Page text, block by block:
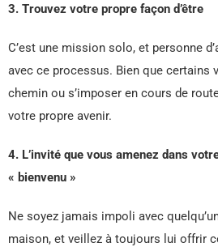
3. Trouvez votre propre façon d’être
C’est une mission solo, et personne
avec ce processus. Bien que certains
chemin ou s’imposer en cours de
votre propre avenir.
4. L’invité que vous amenez dans
« bienvenu »
Ne soyez jamais impoli avec
maison, et veillez à toujours lui offrir